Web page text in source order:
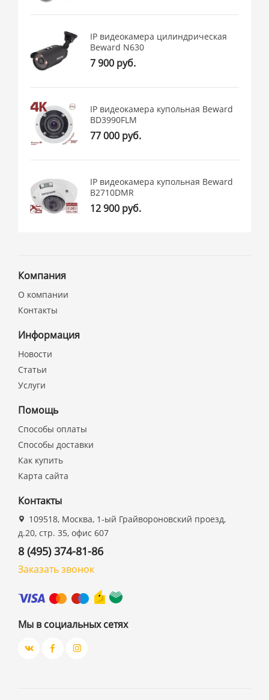
IP видеокамера цилиндрическая
Beward N630
7 900 руб.
IP видеокамера купольная Beward
BD3990FLM
77 000 руб.
IP видеокамера купольная Beward
B2710DMR
12 900 руб.
Компания
О компании
Контакты
Информация
Новости
Статьи
Услуги
Помощь
Способы оплаты
Способы доставки
Как купить
Карта сайта
Контакты
109518, Москва, 1-ый Грайвороновский проезд,
д.20, стр. 35, офис 607
8 (495) 374-81-86
Заказать звонок
Мы в социальных сетях